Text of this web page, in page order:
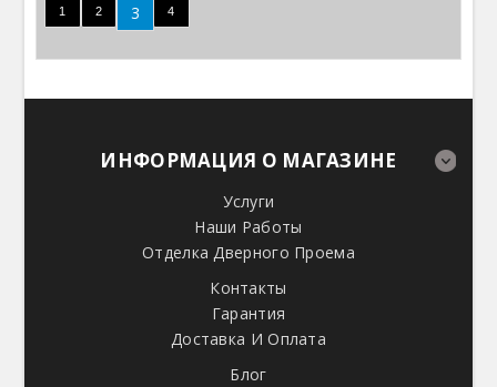
1 2 3 4
ИНФОРМАЦИЯ О МАГАЗИНЕ
Услуги
Наши Работы
Отделка Дверного Проема
Контакты
Гарантия
Доставка И Оплата
Блог